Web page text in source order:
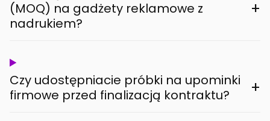
(MOQ) na gadżety reklamowe z
nadrukiem?
+
Czy udostępniacie próbki na upominki
firmowe przed finalizacją kontraktu?
+